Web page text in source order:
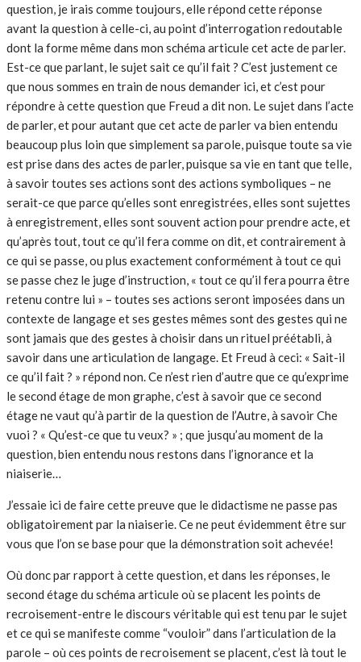
question, je irais comme toujours, elle répond cette réponse
avant la question à celle-ci, au point d’interrogation redoutable
dont la forme même dans mon schéma articule cet acte de parler.
Est-ce que parlant, le sujet sait ce qu’il fait ? C’est justement ce
que nous sommes en train de nous demander ici, et c’est pour
répondre à cette question que Freud a dit non. Le sujet dans l’acte
de parler, et pour autant que cet acte de parler va bien entendu
beaucoup plus loin que simplement sa parole, puisque toute sa vie
est prise dans des actes de parler, puisque sa vie en tant que telle,
à savoir toutes ses actions sont des actions symboliques – ne
serait-ce que parce qu’elles sont enregistrées, elles sont sujettes
à enregistrement, elles sont souvent action pour prendre acte, et
qu’après tout, tout ce qu’il fera comme on dit, et contrairement à
ce qui se passe, ou plus exactement conformément à tout ce qui
se passe chez le juge d’instruction, « tout ce qu’il fera pourra être
retenu contre lui » – toutes ses actions seront imposées dans un
contexte de langage et ses gestes mêmes sont des gestes qui ne
sont jamais que des gestes à choisir dans un rituel préétabli, à
savoir dans une articulation de langage. Et Freud à ceci: « Sait-il
ce qu’il fait ? » répond non. Ce n’est rien d’autre que ce qu’exprime
le second étage de mon graphe, c’est à savoir que ce second
étage ne vaut qu’à partir de la question de l’Autre, à savoir Che
vuoi ? « Qu’est-ce que tu veux? » ; que jusqu’au moment de la
question, bien entendu nous restons dans l’ignorance et la
niaiserie…
J’essaie ici de faire cette preuve que le didactisme ne passe pas
obligatoirement par la niaiserie. Ce ne peut évidemment être sur
vous que l’on se base pour que la démonstration soit achevée!
Où donc par rapport à cette question, et dans les réponses, le
second étage du schéma articule où se placent les points de
recroisement-entre le discours véritable qui est tenu par le sujet
et ce qui se manifeste comme “vouloir” dans l’articulation de la
parole – où ces points de recroisement se placent, c’est là tout le